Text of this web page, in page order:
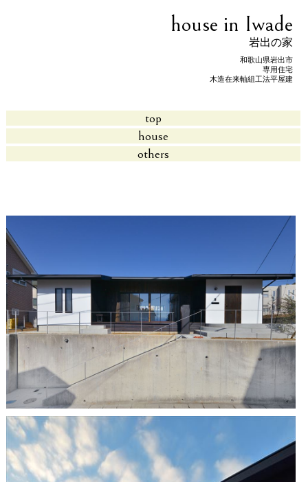
house in Iwade
岩出の家
和歌山県岩出市
専用住宅
木造在来軸組工法平屋建
top
house
others